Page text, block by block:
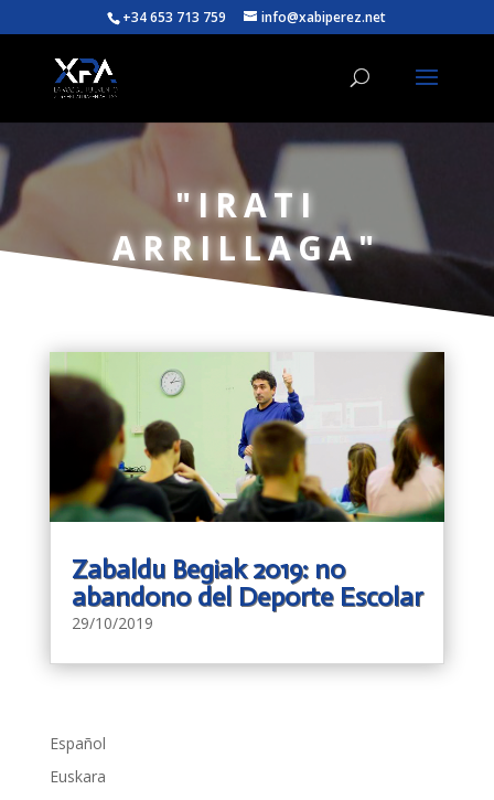
+34 653 713 759 info@xabiperez.net
"IRATI
ARRILLAGA"
Zabaldu Begiak 2019: no
abandono del Deporte Escolar
29/10/2019
Español
Euskara